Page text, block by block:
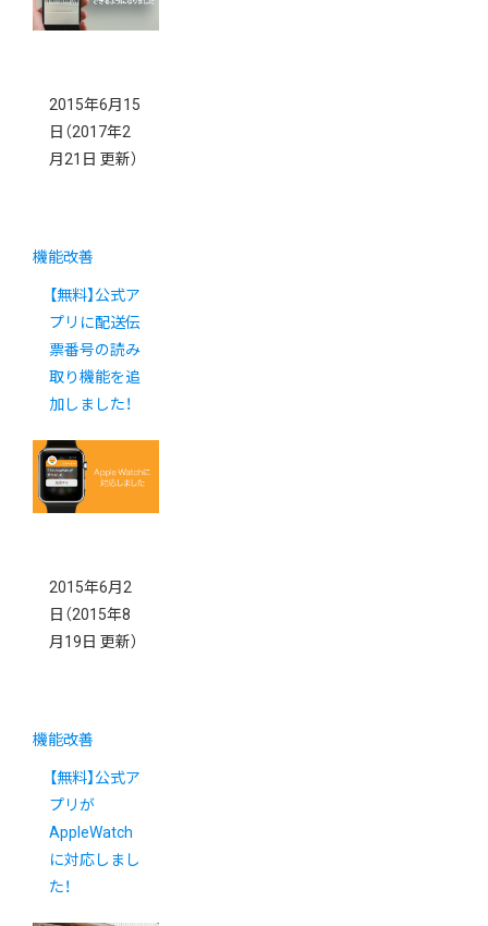
2015年6月15
日 （2017年2
月21日 更新）
機能改善
【無料】公式ア
プリに配送伝
票番号の読み
取り機能を追
加しました！
2015年6月2
日 （2015年8
月19日 更新）
機能改善
【無料】公式ア
プリが
AppleWatch
に対応しまし
た！